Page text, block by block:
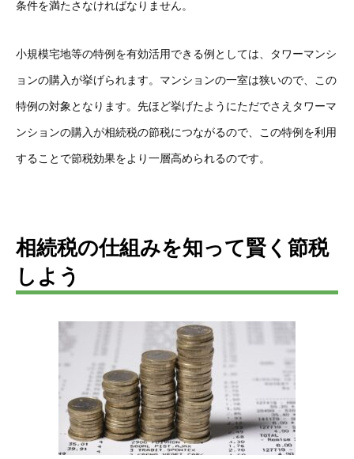
条件を満たさなければなりません。
小規模宅地等の特例を有効活用できる例としては、タワーマンシ
ョンの購入が挙げられます。マンションの一室は狭いので、この
特例の対象となります。先ほど挙げたようにただでさえタワーマ
ンションの購入が相続税の節税につながるので、この特例を利用
することで節税効果をより一層高められるのです。
相続税の仕組みを知って賢く節税
しよう